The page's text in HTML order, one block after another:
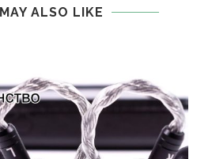
ALSO LIKE